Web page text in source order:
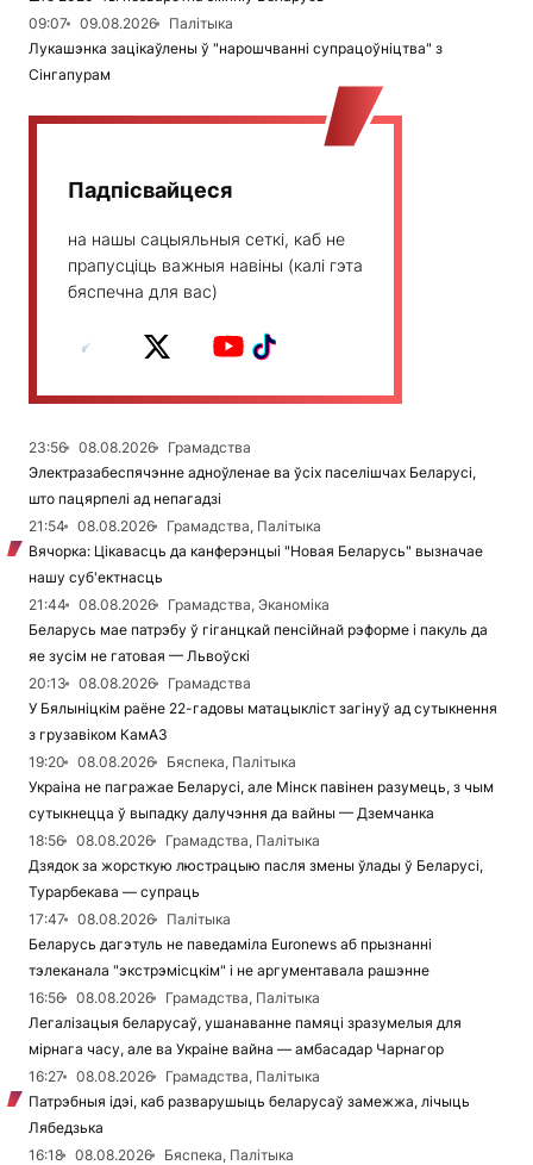
09:07
09.08.2026
Палітыка
Лукашэнка зацікаўлены ў "нарошчванні супрацоўніцтва" з
Сінгапурам
Падпісвайцеся
на нашы сацыяльныя сеткі, каб не
прапусціць важныя навіны (калі гэта
бяспечна для вас)
23:56 08.08.2026
Грамадства
Электразабеспячэнне адноўленае ва ўсіх паселішчах Беларусі,
што пацярпелі ад непагадзі
21:54
08.08.2026
Грамадства, Палітыка
Вячорка: Цікавасць да канферэнцыі "Новая Беларусь" вызначае
нашу суб'ектнасць
21:44
08.08.2026
Грамадства, Эканоміка
Беларусь мае патрэбу ў гіганцкай пенсійнай рэформе і пакуль да
яе зусім не гатовая — Львоўскі
20:13
08.08.2026
Грамадства
У Бялыніцкім раёне 22-гадовы матацыкліст загінуў ад сутыкнення
з грузавіком КамАЗ
19:20
08.08.2026
Бяспека, Палітыка
Украіна не пагражае Беларусі, але Мінск павінен разумець, з чым
сутыкнецца ў выпадку далучэння да вайны — Дземчанка
18:56
08.08.2026
Грамадства, Палітыка
Дзядок за жорсткую люстрацыю пасля змены ўлады ў Беларусі,
Турарбекава — супраць
17:47
08.08.2026
Палітыка
Беларусь дагэтуль не паведаміла Euronews аб прызнанні
тэлеканала "экстрэмісцкім" і не аргументавала рашэнне
16:56
08.08.2026
Грамадства, Палітыка
Легалізацыя беларусаў, ушанаванне памяці зразумелыя для
мірнага часу, але ва Украіне вайна — амбасадар Чарнагор
16:27
08.08.2026
Грамадства, Палітыка
Патрэбныя ідэі, каб разварушыць беларусаў замежжа, лічыць
Лябедзька
16:18
08.08.2026
Бяспека, Палітыка